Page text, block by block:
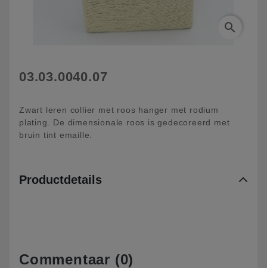
search
03.03.0040.07
Zwart leren collier met roos hanger met rodium
plating. De dimensionale roos is gedecoreerd met
bruin tint emaille.
Productdetails
Commentaar (0)